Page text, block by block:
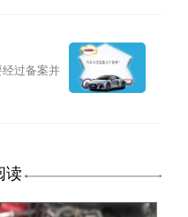
过备案并
读